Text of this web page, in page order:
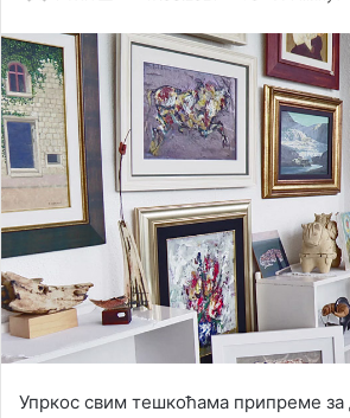
email
Упркос свим тешкоћама припреме